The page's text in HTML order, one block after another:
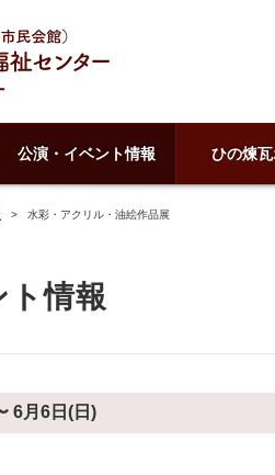
公演・イベント情報 ひの煉
水彩・アクリル・油絵作品展
ト情報
6月6日(日)